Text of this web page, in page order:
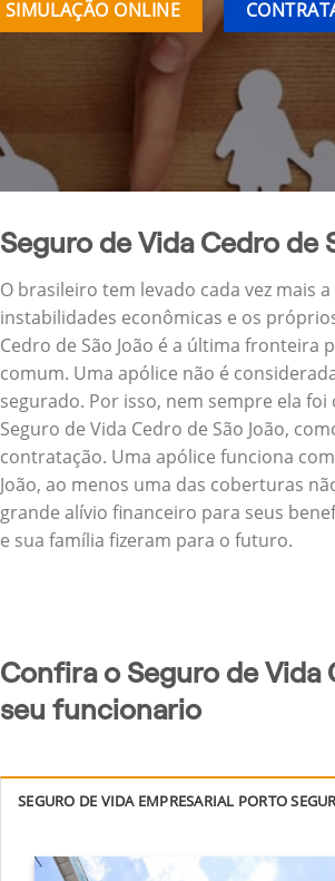
SIMULAÇÃO ONLINE
Seguro de Vida Cedro de
O brasileiro tem levado cada vez mais
instabilidades econômicas e os
Cedro de São João é a última
comum. Uma apólice não é
segurado. Por isso, nem sempre ela
Seguro de Vida Cedro de São João,
contratação. Uma apólice funciona
João, ao menos uma das coberturas
grande alívio financeiro para seus
e sua família fizeram para o futuro.
Confira o Seguro de Vida
seu funcionario
SEGURO DE VIDA EMPRESARIAL PORTO